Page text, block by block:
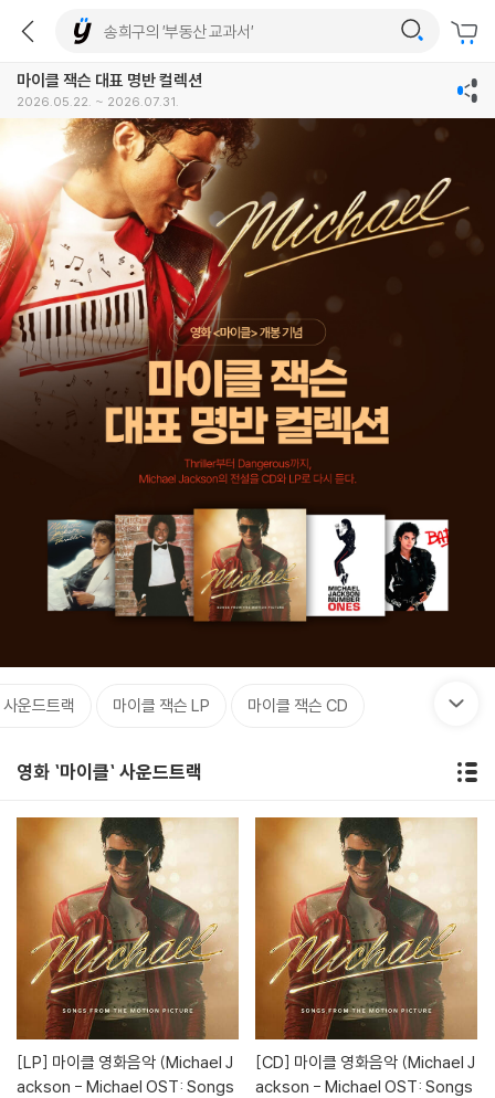
마이클 잭슨 대표 명반 컬렉션
2026.05.22. ~ 2026.07.31.
운드트랙 마이클 잭슨 LP 마이클 잭슨 CD
영화 `마이클` 사운드트랙
[LP] 마이클 영화음악 (Michael J
ackson - Michael OST: Songs
[CD] 마이클 영화음악 (Michael J
ackson - Michael OST: Songs